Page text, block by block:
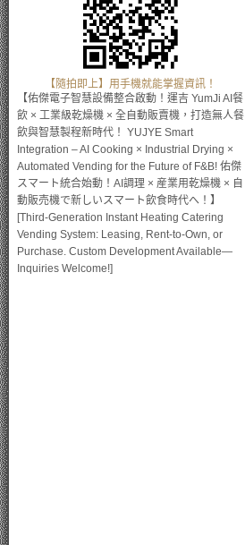
【隨拍即上】用手機就能掌握資訊！
【佑傑電子智慧設備整合啟動！運吉 YumJi AI餐
飲 × 工業級乾燥機 × 全自動販賣機，打造無人餐
飲與智慧製程新時代！ YUJYE Smart
Integration – AI Cooking × Industrial Drying ×
Automated Vending for the Future of F&B! 佑傑
スマート統合始動！AI調理 × 産業用乾燥機 × 自
動販売機で新しいスマート飲食時代へ！】
[Third-Generation Instant Heating Catering
Vending System: Leasing, Rent-to-Own, or
Purchase. Custom Development Available—
Inquiries Welcome!]